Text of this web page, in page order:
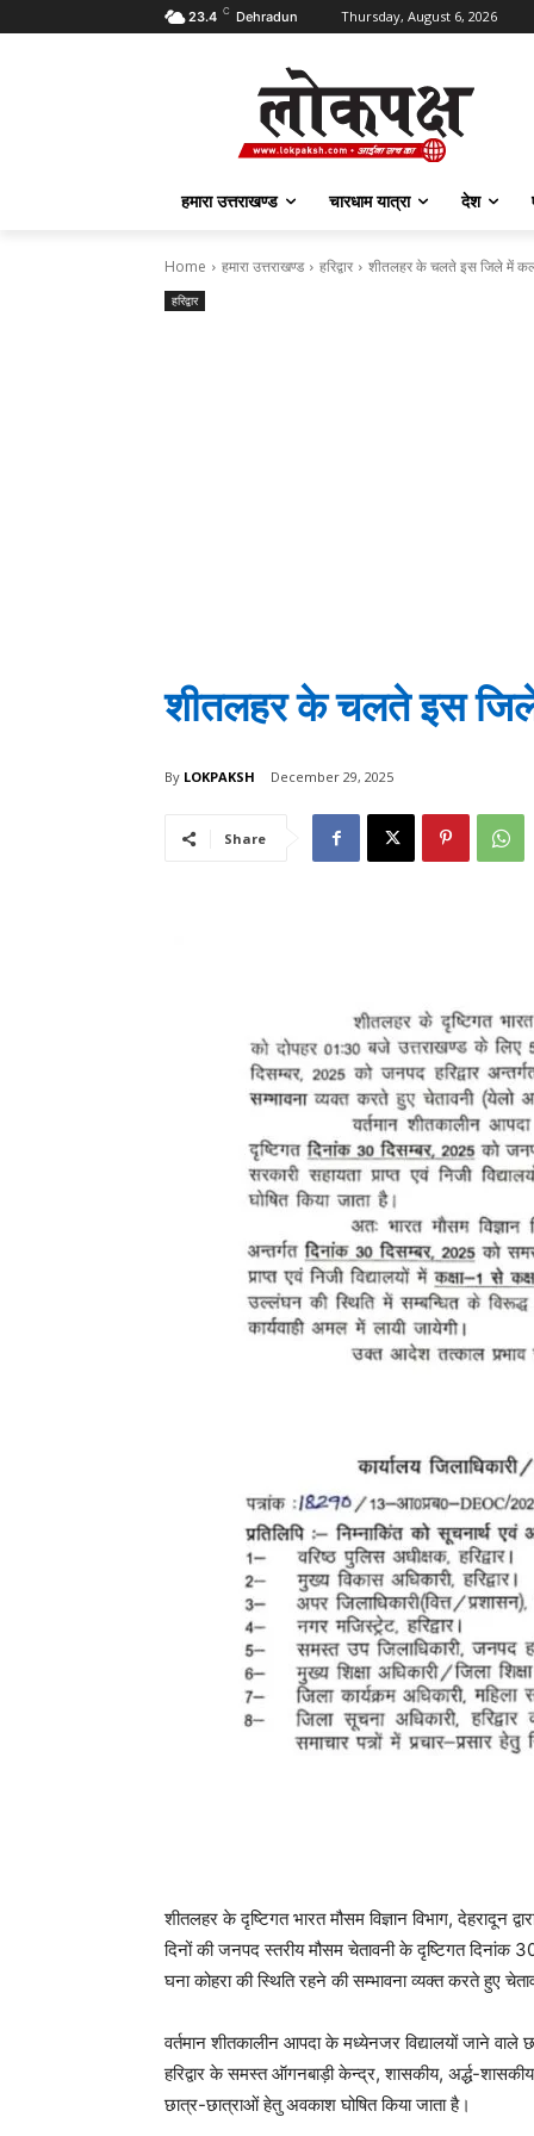
23.4 C Dehradun Thursday, August 6, 2026
हमारा उत्तराखण्ड चारधाम यात्रा देश
Home हमारा उत्तराखण्ड हरिद्वार शीतलहर के चलते इस जिले में
हरिद्वार
शीतलहर के चलते इस
By LOKPAKSH December 29, 2025
Share
शीतलहर के दृष्टिगत भारत मौसम विज्ञान विभाग, देहरादून
दिनों की जनपद स्तरीय मौसम चेतावनी के दृष्टिगत दिनांक
घना कोहरा की स्थिति रहने की सम्भावना व्यक्त करते हुए
वर्तमान शीतकालीन आपदा के मध्येनजर विद्यालयों जाने
हरिद्वार के समस्त ऑगनबाड़ी केन्द्र, शासकीय, अर्द्ध-
छात्र-छात्राओं हेतु अवकाश घोषित किया जाता है।